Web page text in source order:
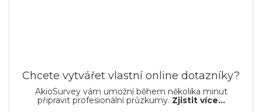
Chcete vytvářet vlastní online dotazníky?
AkioSurvey vám umožní během několika minut
připravit profesionální průzkumy. Zjistit více...